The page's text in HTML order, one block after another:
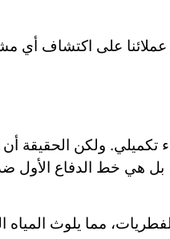
عملائنا على اكتشاف أي
تكميلي. ولكن الحقيقة
هي خط الدفاع الأول
مما يلوث